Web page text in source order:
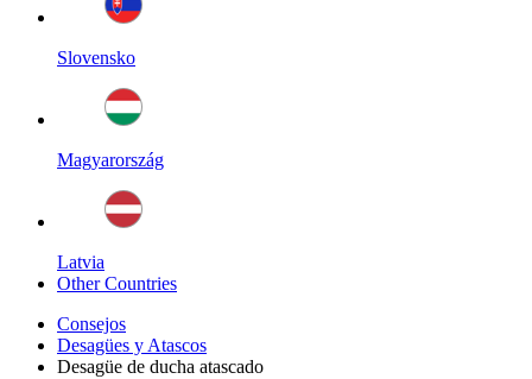
Slovensko
Magyarország
Latvia
Other Countries
Consejos
Desagües y Atascos
Desagüe de ducha atascado